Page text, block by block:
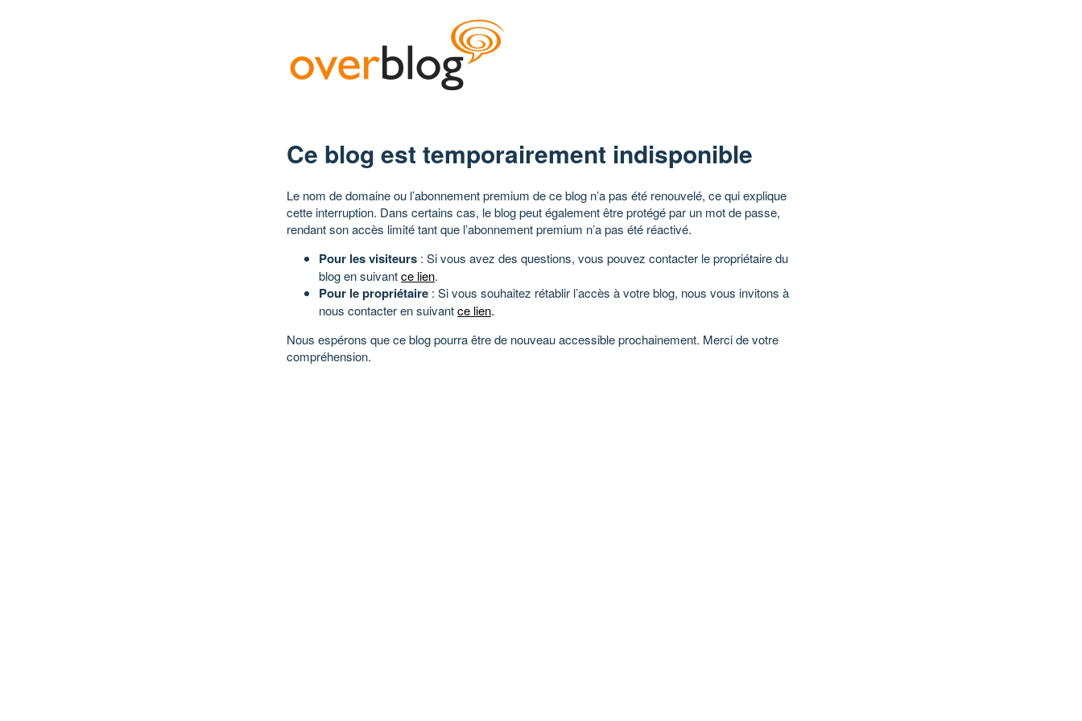
Ce blog est temporairement indisponible
Le nom de domaine ou l’abonnement premium de ce blog n’a pas été renouvelé, ce qui explique
cette interruption. Dans certains cas, le blog peut également être protégé par un mot de passe,
rendant son accès limité tant que l’abonnement premium n’a pas été réactivé.
Pour les visiteurs : Si vous avez des questions, vous pouvez contacter le propriétaire du
blog en suivantce lien.
Pour le propriétaire : Si vous souhaitez rétablir l’accès à votre blog, nous vous invitons à
nous contacter en suivantce lien.
Nous espérons que ce blog pourra être de nouveau accessible prochainement. Merci de votre
compréhension.